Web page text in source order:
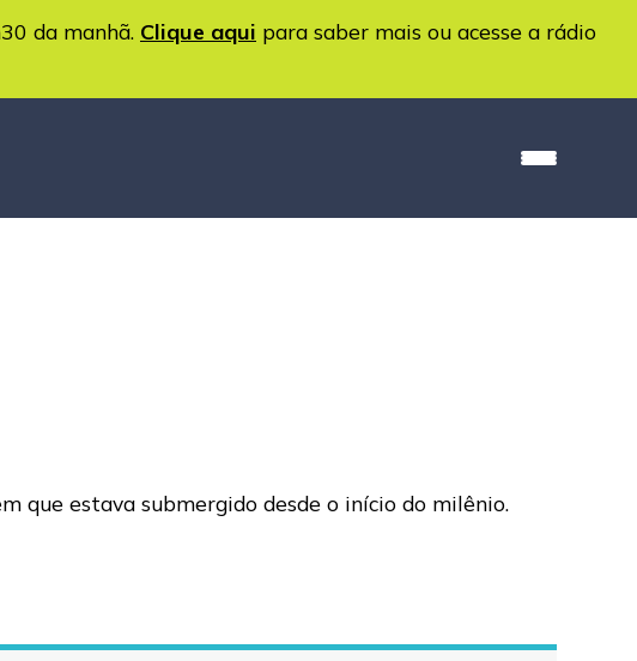
da manhã. Clique aqui para saber mais ou acesse a rádio
que estava submergido desde o início do milênio.